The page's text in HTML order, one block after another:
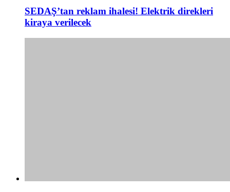
SEDAŞ’tan reklam ihalesi! Elektrik direkleri
kiraya verilecek